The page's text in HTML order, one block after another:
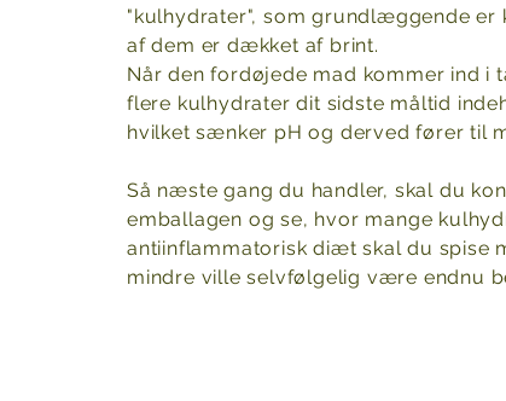
"kulhydrater", som grundlæggende
af dem er dækket af brint.
Når den fordøjede mad kommer ind i
flere kulhydrater dit sidste måltid
hvilket sænker pH og derved fører til
Så næste gang du handler, skal du
emballagen og se, hvor mange
antiinflammatorisk diæt skal du spise
mindre ville selvfølgelig være endnu